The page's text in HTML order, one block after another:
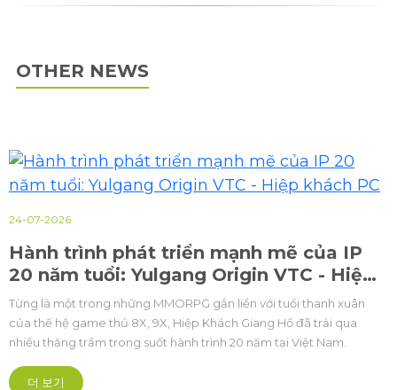
OTHER NEWS
24-07-2026
Hành trình phát triển mạnh mẽ của IP
20 năm tuổi: Yulgang Origin VTC - Hiệp
khách PC
Từng là một trong những MMORPG gắn liền với tuổi thanh xuân
của thế hệ game thủ 8X, 9X, Hiệp Khách Giang Hồ đã trải qua
nhiều thăng trầm trong suốt hành trình 20 năm tại Việt Nam.
더 보기